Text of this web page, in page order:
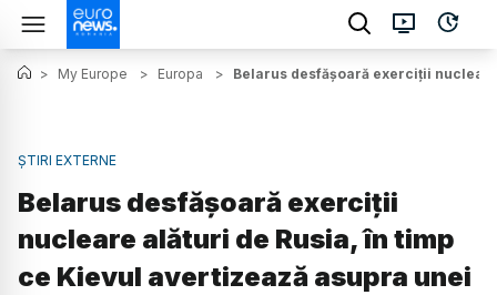
> My Europe > Europa > Belarus desfășoară exerciții
ȘTIRI EXTERNE
Belarus desfășoară exerciții
nucleare alături de Rusia, în timp
ce Kievul avertizează asupra unei